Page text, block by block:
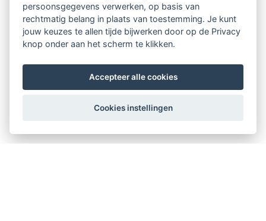
persoonsgegevens verwerken, op basis van
rechtmatig belang in plaats van toestemming. Je kunt
jouw keuzes te allen tijde bijwerken door op de Privacy
knop onder aan het scherm te klikken.
Accepteer alle cookies
Cookies instellingen